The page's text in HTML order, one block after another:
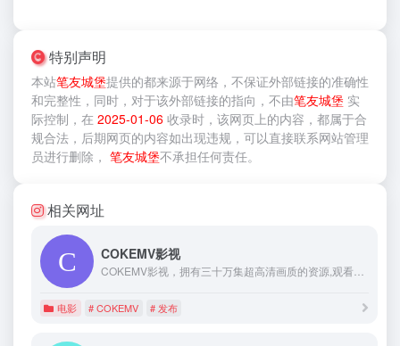
特别声明
本站笔友城堡提供的都来源于网络，不保证外部链接的准确性
和完整性，同时，对于该外部链接的指向，不由笔友城堡 实
际控制，在 2025-01-06 收录时，该网页上的内容，都属于合
规合法，后期网页的内容如出现违规，可以直接联系网站管理
员进行删除， 笔友城堡不承担任何责任。
相关网址
COKEMV影视
电影 # COKEMV # 发布